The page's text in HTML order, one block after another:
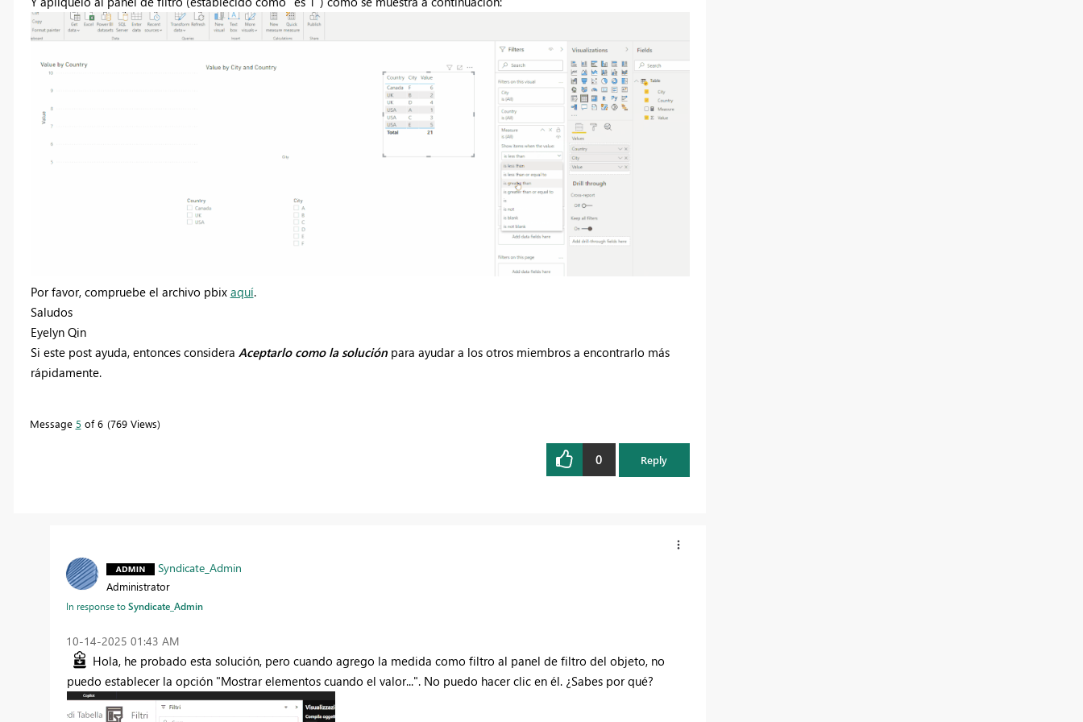
Por favor, compruebe el archivo pbix aquí.
Saludos
Eyelyn Qin
Si este post ayuda, entonces considera Aceptarlo como la soluciónpara ayudar a los otros miembros a encontrarlo más
rápidamente.
Message 5 of 6 769 Views
0 Reply
Syndicate_Admin
Administrator
In response toSyndicate_Admin
‎10-14-2025 01:43 AM
Hola, he probado esta solución, pero cuando agrego la medida como filtro al panel de filtro del objeto, no
puedo establecer la opción "Mostrar elementos cuando el valor...". No puedo hacer clic en él. ¿Sabes por qué?